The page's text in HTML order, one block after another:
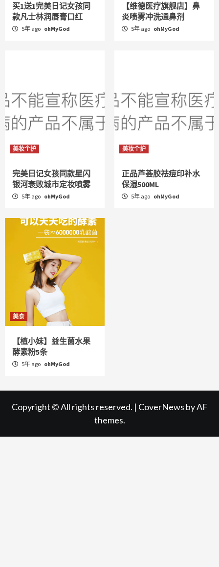
买1送1完美日记女孩同
款凡士林润唇膏口红
5年 ago ohMyGod
【维德医疗旗舰店】鼻
炎喷雾冲洗通鼻剂
5年 ago ohMyGod
美妆个护
完美日记女孩同款星闪
银河衰败城市定妆喷雾
5年 ago ohMyGod
美妆个护
正品芦荟胶祛痘印补水
保湿500ML
5年 ago ohMyGod
美食
【植小妹】益生菌水果
酵素粉5条
5年 ago ohMyGod
Copyright © All rights reserved. | CoverNews by AF
themes.